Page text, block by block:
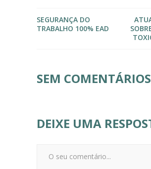
SEGURANÇA DO
TRABALHO 100% EAD
SEM COMENTÁRIOS
DEIXE UMA